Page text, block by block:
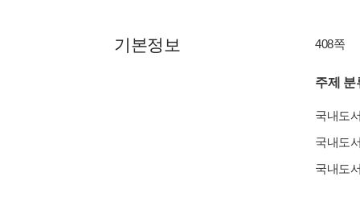
기본정보 408쪽
주제 분
국내도
국내도
국내도